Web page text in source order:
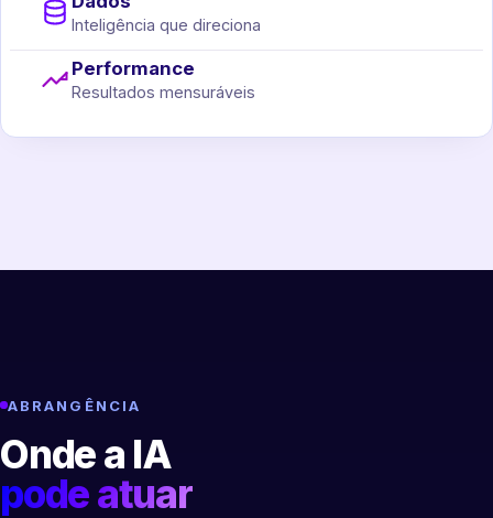
Inteligência que direciona
Performance
Resultados mensuráveis
ABRANGÊNCIA
Onde a IA
pode atuar